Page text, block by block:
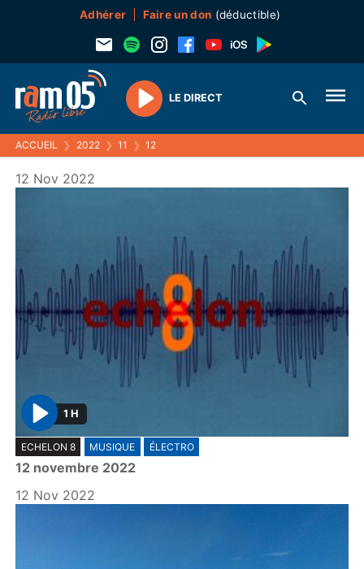
Adhérer Faire un don (déductible)
Play
LE DIRECT
ACCUEIL ❯ 2022 ❯ 11 ❯ 12
12 Nov 2022
P
l
a
y
1 H
ECHELON 8 MUSIQUE ÉLECTRO
12 novembre 2022
12 Nov 2022